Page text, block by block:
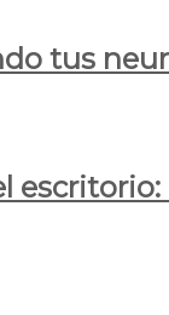
tus